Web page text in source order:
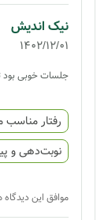
نیک اندیش
1402/12/01
جلسات خوبی بود
رفتار
نوبت‌دهی و
موافق این